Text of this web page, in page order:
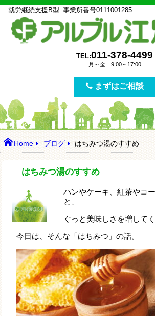
就労継続支援B型 事業所番号0111001285
TEL:011-378-4499
月～金｜9:00～17:00
まずはご相談
Home ブログ はちみつ湯のすすめ
はちみつ湯のすすめ
パンやケーキ、紅茶やコ
と、
ぐっと美味しさを増して
今日は、そんな「はちみつ」の話。